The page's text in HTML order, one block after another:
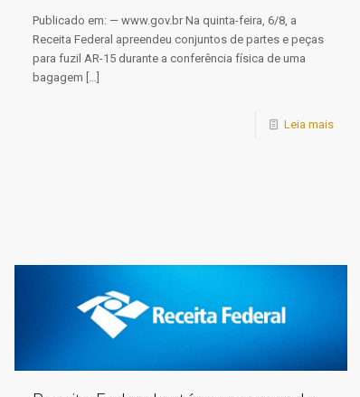
Publicado em: — www.gov.br Na quinta-feira, 6/8, a
Receita Federal apreendeu conjuntos de partes e peças
para fuzil AR-15 durante a conferência física de uma
bagagem […]
Leia mais